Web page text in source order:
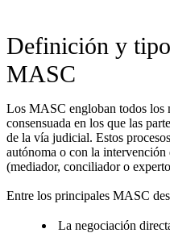
Definición y
MASC
Los MASC engloban todos los
consensuada en los que las
de la vía judicial. Estos
autónoma o con la
(mediador, conciliador o
Entre los principales MASC
La negociación